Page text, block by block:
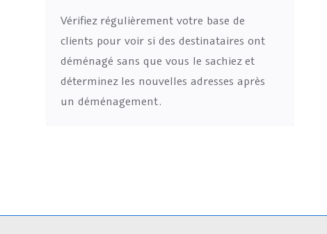
Vérifiez régulièrement votre base de
clients pour voir si des destinataires ont
déménagé sans que vous le sachiez et
déterminez les nouvelles adresses après
un déménagement.